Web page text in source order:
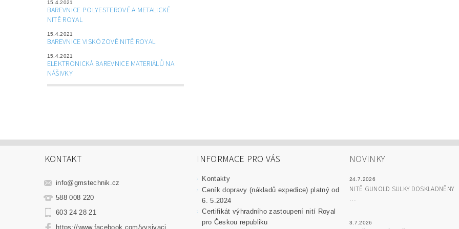
15.4.2021
BAREVNICE POLYESTEROVÉ A METALICKÉ
NITĚ ROYAL
15.4.2021
BAREVNICE VISKÓZOVÉ NITĚ ROYAL
15.4.2021
ELEKTRONICKÁ BAREVNICE MATERIÁLŮ NA
NÁŠIVKY
KONTAKT
info@gmstechnik.cz
588 008 220
603 24 28 21
https://www.facebook.com/vysivaci
INFORMACE PRO VÁS
Kontakty
Ceník dopravy (nákladů expedice) platný od
6. 5.2024
Certifikát výhradního zastoupení nití Royal
pro Českou republiku
NOVINKY
24.7.2026
NITĚ GUNOLD SULKY DOSKLADNĚNY
3.7.2026